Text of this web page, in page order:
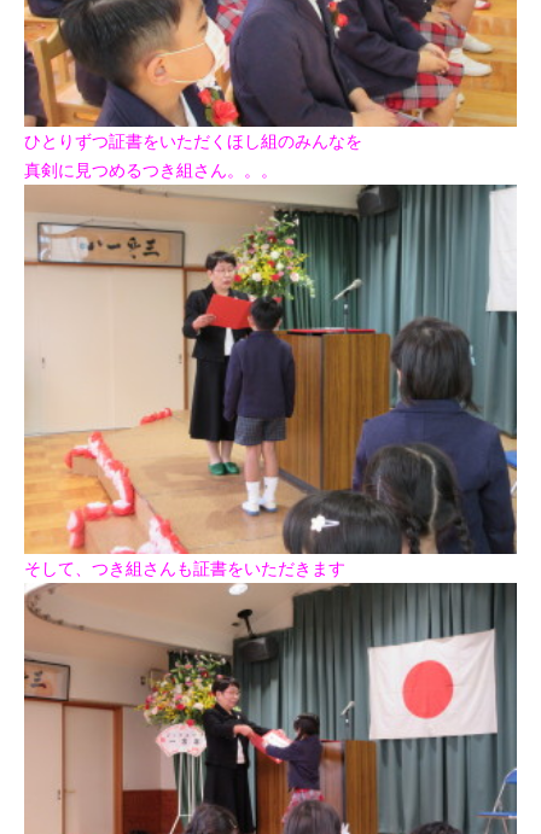
ひとりずつ証書をいただくほし組のみんなを
真剣に見つめるつき組さん。。。
そして、つき組さんも証書をいただきます